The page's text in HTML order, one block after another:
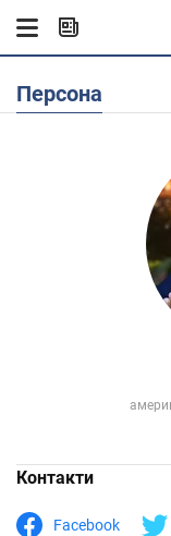
Персона
Контакти
Facebook